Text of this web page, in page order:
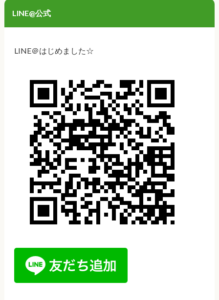
LINE@公式
LINE＠はじめました☆